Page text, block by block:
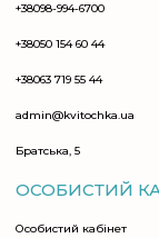
+38098-994-6700
+38050 154 60 44
+38063 719 55 44
admin@kvitochka.ua
Братська, 5
ОСОБИСТИЙ
Особистий кабінет